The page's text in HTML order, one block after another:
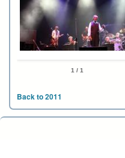
1 / 1
Back to 2011